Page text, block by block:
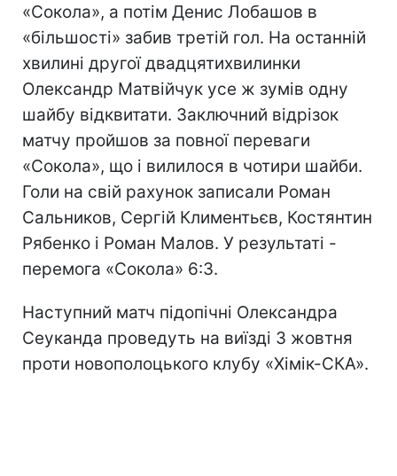
«Сокола», а потім Денис Лобашов в
«більшості» забив третій гол. На останній
хвилині другої двадцятихвилинки
Олександр Матвійчук усе ж зумів одну
шайбу відквитати. Заключний відрізок
матчу пройшов за повної переваги
«Сокола», що і вилилося в чотири шайби.
Голи на свій рахунок записали Роман
Сальников, Сергій Климентьєв, Костянтин
Рябенко і Роман Малов. У результаті -
перемога «Сокола» 6:3.
Наступний матч підопічні Олександра
Сеуканда проведуть на виїзді 3 жовтня
проти новополоцького клубу «Хімік-СКА».